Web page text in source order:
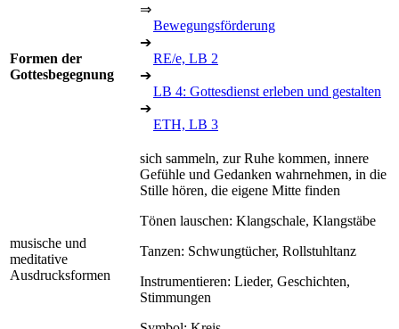
Formen der
Gottesbegegnung
⇒
Bewegungsförderung
➔
RE/e, LB 2
➔
LB 4: Gottesdienst erleben und gestalten
➔
ETH, LB 3
musische und
meditative
Ausdrucksformen
sich sammeln, zur Ruhe kommen, innere
Gefühle und Gedanken wahrnehmen, in die
Stille hören, die eigene Mitte finden
Tönen lauschen: Klangschale, Klangstäbe
Tanzen: Schwungtücher, Rollstuhltanz
Instrumentieren: Lieder, Geschichten,
Stimmungen